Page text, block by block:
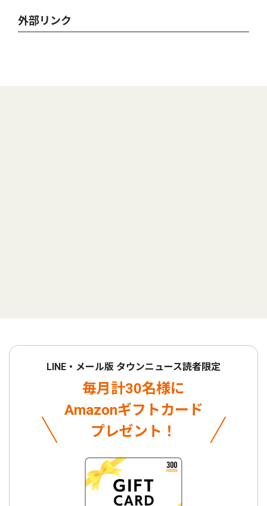
外部リンク
LINE・メール版 タウンニュース読者限定
毎月計30名様に
Amazonギフトカード
プレゼント！